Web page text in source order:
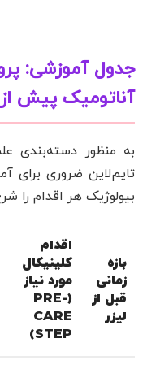
جدول آموزشی:
آناتومیک پیش از
به منظور دسته‌بندی
تایم‌لاین ضروری برای
بیولوژیک هر اقدام را
بازه
زمانی
قبل از
لیزر
اقدام
کلینیکال
مورد نیاز
(PRE-
CARE
STEP)